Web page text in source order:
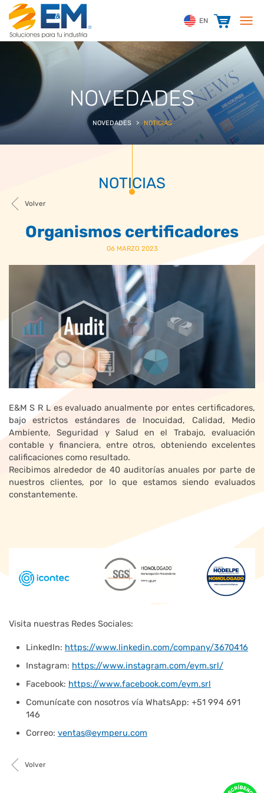
EN
NOVEDADES
NOVEDADES > NOTICIAS
NOTICIAS
Volver
Organismos certificadores
06 MARZO 2023
E&M S R L es evaluado anualmente por entes certificadores,
bajo estrictos estándares de Inocuidad, Calidad, Medio
Ambiente, Seguridad y Salud en el Trabajo, evaluación
contable y financiera, entre otros, obteniendo excelentes
calificaciones como resultado.
Recibimos alrededor de 40 auditorías anuales por parte de
nuestros clientes, por lo que estamos siendo evaluados
constantemente.
Visita nuestras Redes Sociales:
LinkedIn: https://www.linkedin.com/company/3670416
Instagram: https://www.instagram.com/eym.srl/
Facebook: https://www.facebook.com/eym.srl
Comunícate con nosotros vía WhatsApp: +51 994 691
146
Correo: ventas@eymperu.com
Volver